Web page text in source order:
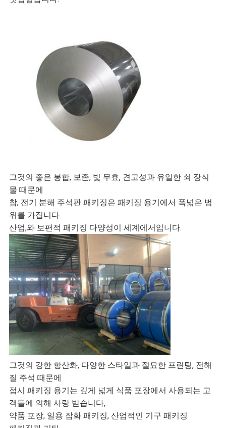
요
구
하
세
요
사
이
트
맵
개
그것의 좋은 봉합, 보존, 빛 무효, 견고성과 유일한 쇠 장식
물 때문에
참, 전기 분해 주석판 패키징은 패키징 용기에서 폭넓은 범
위를 가집니다
산업,와 보편적 패키징 다양성이 세계에서입니다.
그것의 강한 항산화, 다양한 스타일과 절묘한 프린팅, 전해
질 주석 때문에
접시 패키징 용기는 깊게 넓게 식품 포장에서 사용되는 고
객들에 의해 사랑 받습니다,
약품 포장, 일용 잡화 패키징, 산업적인 기구 패키징